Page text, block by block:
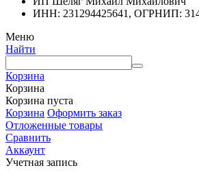
ИНН: 231294425641, ОГРНИП:
Меню
Найти
Корзина
Корзина
Корзина пуста
Корзина Оформить заказ
Отложенные товары
Сравнить
Аккаунт
Учетная запись